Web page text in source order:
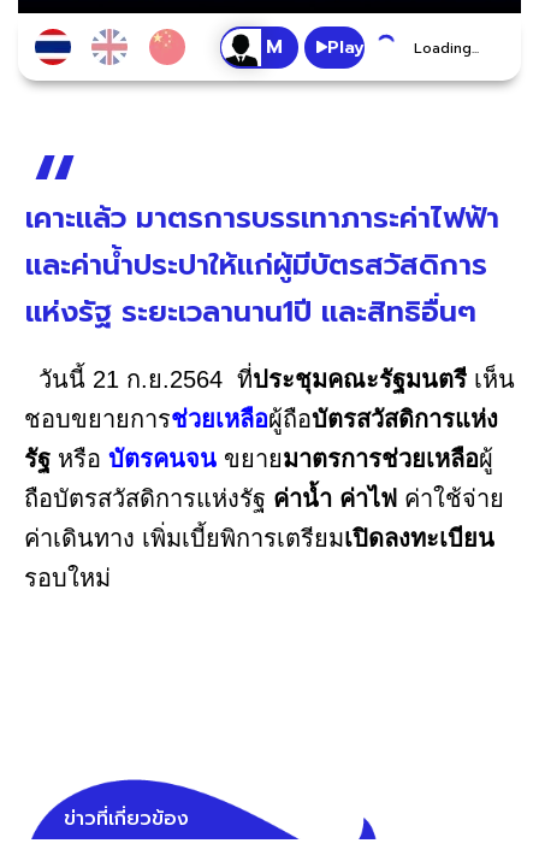
Play Loading...
เคาะเเล้ว มาตรการบรรเทาภาระค่าไฟฟ้า
และค่าน้ำประปาให้แก่ผู้มีบัตรสวัสดิการ
แห่งรัฐ ระยะเวลานาน1ปี เเละสิทธิอื่นๆ
วันนี้ 21 ก.ย.2564 ที่ประชุมคณะรัฐมนตรี เห็น
ชอบขยายการช่วยเหลือผู้ถือบัตรสวัสดิการแห่ง
รัฐ หรือ บัตรคนจน ขยายมาตรการช่วยเหลือผู้
ถือบัตรสวัสดิการแห่งรัฐ ค่าน้ำ ค่าไฟ ค่าใช้จ่าย
ค่าเดินทาง เพิ่มเบี้ยพิการเตรียมเปิดลงทะเบียน
รอบใหม่
ข่าวที่เกี่ยวข้อง